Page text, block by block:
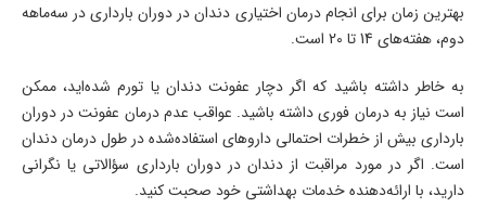
بهترین زمان برای انجام درمان اختیاری دندان در دوران بارداری در سه‌ماهه
دوم، هفته‌های 14 تا 20 است.
به خاطر داشته باشید که اگر دچار عفونت دندان یا تورم شده‌اید، ممکن
است نیاز به درمان فوری داشته باشید. عواقب عدم درمان عفونت در دوران
بارداری بیش از خطرات احتمالی داروهای استفاده‌شده در طول درمان دندان
است. اگر در مورد مراقبت از دندان در دوران بارداری سؤالاتی یا نگرانی
دارید، با ارائه‌دهنده خدمات بهداشتی خود صحبت کنید.